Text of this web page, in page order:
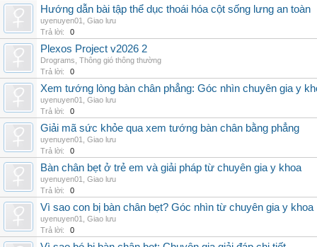
Hướng dẫn bài tập thể dục thoái hóa cột sống lưng an toàn
uyenuyen01
Giao lưu
Trả lời:
0
Plexos Project v2026 2
Drograms Thông gió thông thường
Trả lời:
0
Xem tướng lòng bàn chân phẳng: Góc nhìn chuyên gia y
uyenuyen01
Giao lưu
Trả lời:
0
Giải mã sức khỏe qua xem tướng bàn chân bằng phẳng
uyenuyen01
Giao lưu
Trả lời:
0
Bàn chân bẹt ở trẻ em và giải pháp từ chuyên gia y khoa
uyenuyen01
Giao lưu
Trả lời:
0
Vì sao con bị bàn chân bẹt? Góc nhìn từ chuyên gia y khoa
uyenuyen01
Giao lưu
Trả lời:
0